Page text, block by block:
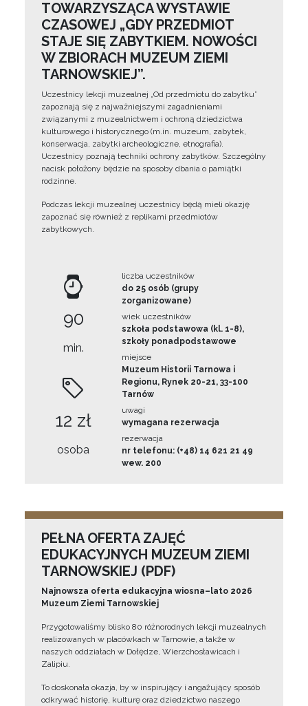
TOWARZYSZĄCA WYSTAWIE
CZASOWEJ „GDY PRZEDMIOT
STAJE SIĘ ZABYTKIEM. NOWOŚCI
W ZBIORACH MUZEUM ZIEMI
TARNOWSKIEJ”.
Uczestnicy lekcji muzealnej „Od przedmiotu do zabytku”
zapoznają się z najważniejszymi zagadnieniami
związanymi z muzealnictwem i ochroną dziedzictwa
kulturowego i historycznego (m.in. muzeum, zabytek,
konserwacja, zabytki archeologiczne, etnografia).
Uczestnicy poznają techniki ochrony zabytków. Szczególny
nacisk położony będzie na sposoby dbania o pamiątki
rodzinne.
Podczas lekcji muzealnej uczestnicy będą mieli okazję
zapoznać się również z replikami przedmiotów
zabytkowych.
90
min.
12 zł
osoba
liczba uczestników
do 25 osób (grupy
zorganizowane)
wiek uczestników
szkoła podstawowa (kl. 1-8),
szkoły ponadpodstawowe
miejsce
Muzeum Historii Tarnowa i
Regionu, Rynek 20-21, 33-100
Tarnów
uwagi
wymagana rezerwacja
rezerwacja
nr telefonu: (+48) 14 621 21 49
wew. 200
PEŁNA OFERTA ZAJĘĆ
EDUKACYJNYCH MUZEUM ZIEMI
TARNOWSKIEJ (PDF)
Najnowsza oferta edukacyjna wiosna–lato 2026
Muzeum Ziemi Tarnowskiej
Przygotowaliśmy blisko 80 różnorodnych lekcji muzealnych
realizowanych w placówkach w Tarnowie, a także w
naszych oddziałach w Dołędze, Wierzchosławicach i
Zalipiu.
To doskonała okazja, by w inspirujący i angażujący sposób
odkrywać historię, kulturę oraz dziedzictwo naszego